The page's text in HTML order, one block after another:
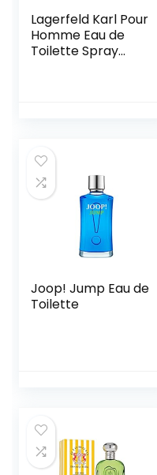
Lagerfeld Karl Pour
Homme Eau de
Toilette Spray
Joop! Jump Eau de
Toilette